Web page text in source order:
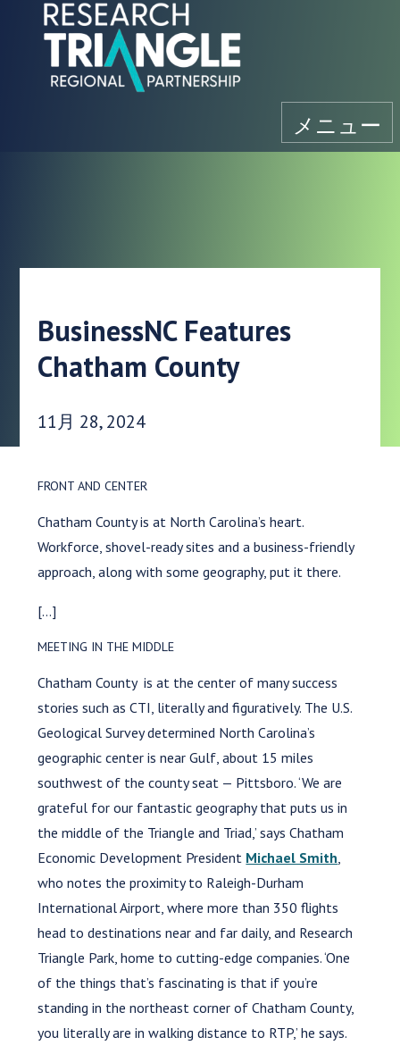
コンテンツにスキップ
メニュー
BusinessNC Features
Chatham County
発行日:
11月 28, 2024
FRONT AND CENTER
Chatham County is at North Carolina’s heart.
Workforce, shovel-ready sites and a business-friendly
approach, along with some geography, put it there.
[…]
MEETING IN THE MIDDLE
Chatham County is at the center of many success
stories such as CTI, literally and figuratively. The U.S.
Geological Survey determined North Carolina’s
geographic center is near Gulf, about 15 miles
southwest of the county seat — Pittsboro. ‘We are
grateful for our fantastic geography that puts us in
the middle of the Triangle and Triad,’ says Chatham
Economic Development President Michael Smith,
who notes the proximity to Raleigh-Durham
International Airport, where more than 350 flights
head to destinations near and far daily, and Research
Triangle Park, home to cutting-edge companies. ‘One
of the things that’s fascinating is that if you’re
standing in the northeast corner of Chatham County,
you literally are in walking distance to RTP,’ he says.